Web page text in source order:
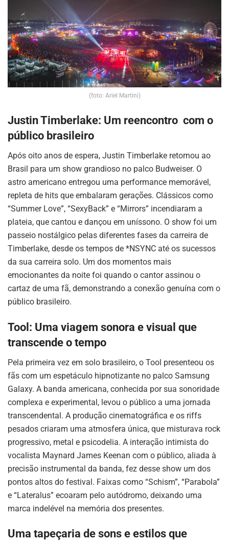
(foto: Ariel Martini)
Justin Timberlake: Um reencontro com o
público brasileiro
Após oito anos de espera, Justin Timberlake retornou ao
Brasil para um show grandioso no palco Budweiser. O
astro americano entregou uma performance memorável,
repleta de hits que embalaram gerações. Clássicos como
“Summer Love”, “SexyBack” e “Mirrors” incendiaram a
plateia, que cantou e dançou em uníssono. O show foi um
passeio nostálgico pelas diferentes fases da carreira de
Timberlake, desde os tempos de *NSYNC até os sucessos
da sua carreira solo. Um dos momentos mais
emocionantes da noite foi quando o cantor assinou o
cartaz de uma fã, demonstrando a conexão genuína com o
público brasileiro.
Tool: Uma viagem sonora e visual que
transcende o tempo
Pela primeira vez em solo brasileiro, o Tool presenteou os
fãs com um espetáculo hipnotizante no palco Samsung
Galaxy. A banda americana, conhecida por sua sonoridade
complexa e experimental, levou o público a uma jornada
transcendental. A produção cinematográfica e os riffs
pesados criaram uma atmosfera única, que misturava rock
progressivo, metal e psicodelia. A interação intimista do
vocalista Maynard James Keenan com o público, aliada à
precisão instrumental da banda, fez desse show um dos
pontos altos do festival. Faixas como “Schism”, “Parabola”
e “Lateralus” ecoaram pelo autódromo, deixando uma
marca indelével na memória dos presentes.
Uma tapeçaria de sons e estilos que